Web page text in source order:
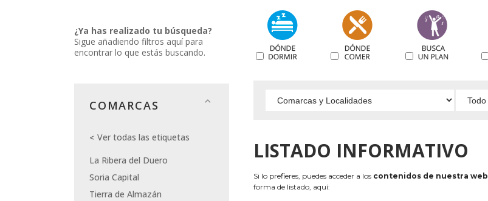
¿Ya has realizado tu búsqueda?
Sigue añadiendo filtros aquí para
encontrar lo que estás buscando.
COMARCAS
Ver todas las etiquetas
La Ribera del Duero
Soria Capital
Tierra de Almazán
LISTADO INFORMATIVO
Si lo prefieres, puedes acceder a los contenidos de nuestra web
forma de listado, aquí: